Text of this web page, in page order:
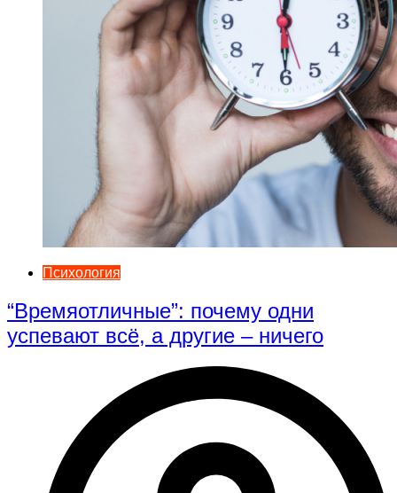
Психология
“Времяотличные”: почему одни
успевают всё, а другие – ничего